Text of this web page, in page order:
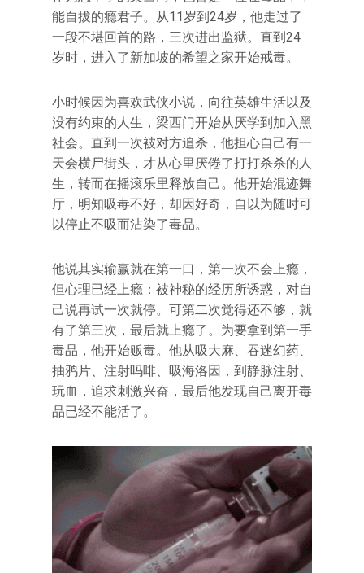
能自拔的瘾君子。从11岁到24岁，他走过了
一段不堪回首的路，三次进出监狱。直到24
岁时，进入了新加坡的希望之家开始戒毒。
小时候因为喜欢武侠小说，向往英雄生活以及
没有约束的人生，梁西门开始从厌学到加入黑
社会。直到一次被对方追杀，他担心自己有一
天会横尸街头，才从心里厌倦了打打杀杀的人
生，转而在摇滚乐里释放自己。他开始混迹舞
厅，明知吸毒不好，却因好奇，自以为随时可
以停止不吸而沾染了毒品。
他说其实输赢就在第一口，第一次不会上瘾，
但心理已经上瘾：被神秘的经历所诱惑，对自
己说再试一次就停。可第二次觉得还不够，就
有了第三次，最后就上瘾了。为要拿到第一手
毒品，他开始贩毒。他从吸大麻、吞迷幻药、
抽鸦片、注射吗啡、吸海洛因，到静脉注射、
玩血，追求刺激兴奋，最后他发现自己离开毒
品已经不能活了。